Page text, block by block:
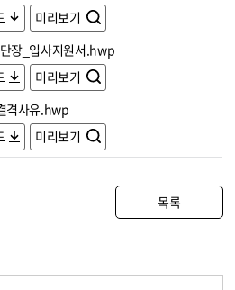
미리보기
장_입사지원서.hwp
미리보기
격사유.hwp
미리보기
목록